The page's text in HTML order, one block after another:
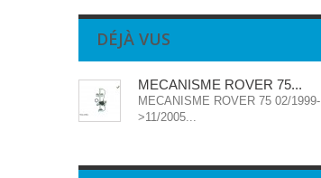
DÉJÀ VUS
MECANISME ROVER 75...
MECANISME ROVER 75 02/1999-
>11/2005...